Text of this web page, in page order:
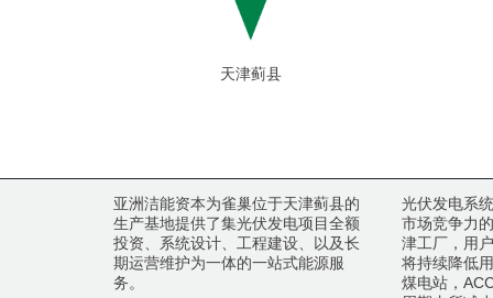
天津蓟县
亚洲洁能资本为雀巢位于天津蓟县的
生产基地提供了集光伏发电项目全额
投资、系统设计、工程建设、以及长
期运营维护为一体的一站式能源服
务。
光伏发电系
市场竞争力
津工厂，用
将持续降低
煤电站，